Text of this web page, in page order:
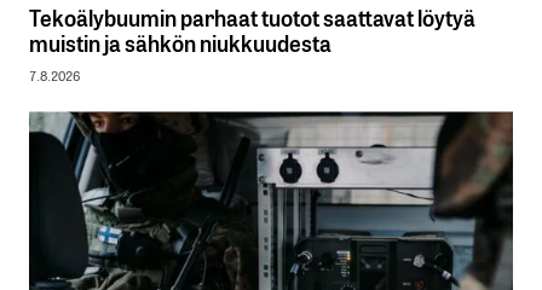
Tekoälybuumin parhaat tuotot saattavat löytyä
muistin ja sähkön niukkuudesta
7.8.2026